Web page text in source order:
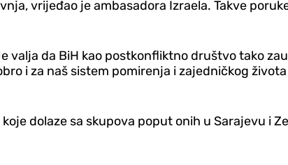
vrijeđao je ambasadora Izraela. Takve
valja da BiH kao postkonfliktno društvo tako
i za naš sistem pomirenja i zajedničkog
dolaze sa skupova poput onih u Sarajevu i